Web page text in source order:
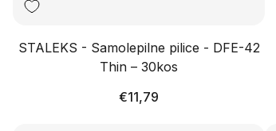
STALEKS - Samolepilne pilice - DFE-42
Thin – 30kos
Redna
€11,79